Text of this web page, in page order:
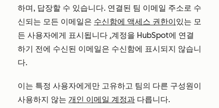
하며, 답장할 수 있습니다. 연결된 팀 이메일 주소로 수
신되는 모든 이메일은 수신함에 액세스 권한이있는 모
든 사용자에게 표시됩니다 .계정을 HubSpot에 연결
하기 전에 수신된 이메일은 수신함에 표시되지 않습니
다.
이는 특정 사용자에게만 고유하고 팀의 다른 구성원이
사용하지 않는 개인 이메일 계정과 다릅니다.